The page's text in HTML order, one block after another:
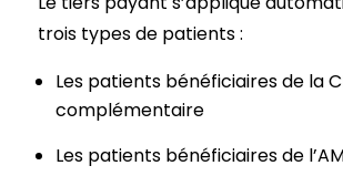
trois types de patients :
Les patients bénéficiaires de la
complémentaire
Les patients bénéficiaires de